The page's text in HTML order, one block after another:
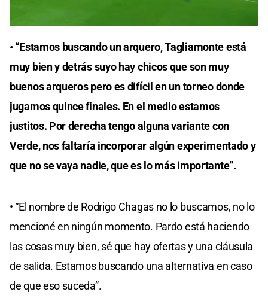
of
seconds
• “Estamos buscando un arquero, Tagliamonte está
muy bien y detrás suyo hay chicos que son muy
buenos arqueros pero es difícil en un torneo donde
jugamos quince finales. En el medio estamos
justitos. Por derecha tengo alguna variante con
Verde, nos faltaría incorporar algún experimentado y
que no se vaya nadie, que es lo más importante”.
• “El nombre de Rodrigo Chagas no lo buscamos, no lo
mencioné en ningún momento. Pardo está haciendo
las cosas muy bien, sé que hay ofertas y una cláusula
de salida. Estamos buscando una alternativa en caso
de que eso suceda”.